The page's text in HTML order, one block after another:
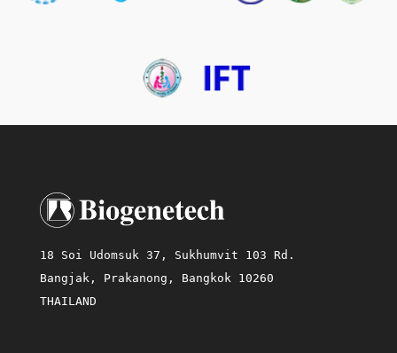
18 Soi Udomsuk 37, Sukhumvit 103 Rd.
Bangjak, Prakanong, Bangkok 10260
THAILAND